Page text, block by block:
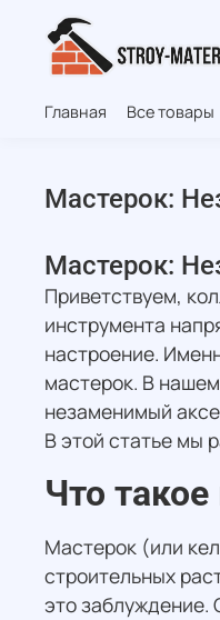
Главная Все товары
Мастерок:
Мастерок:
Приветствуем,
инструмента
настроение.
мастерок. В
незаменимый
В этой статье мы
Что
Мастерок (или
строительных
это заблуждение.